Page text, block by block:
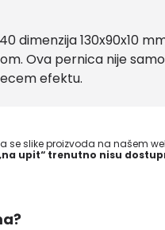
dimenzija 130x90x10
Ova pernica nije
efektu.
se slike proizvoda na našem
upit“ trenutno nisu